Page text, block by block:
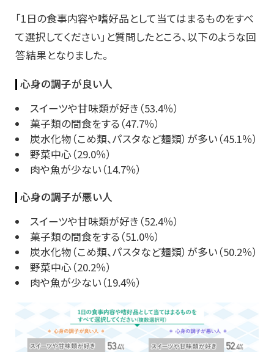
「1日の食事内容や嗜好品として当てはまるものをすべ
て選択してください」と質問したところ、以下のような回
答結果となりました。
心身の調子が良い人
スイーツや甘味類が好き（53.4％）
菓子類の間食をする（47.7％）
炭水化物（こめ類、パスタなど麺類）が多い（45.1％）
野菜中心（29.0％）
肉や魚が少ない（14.7％）
心身の調子が悪い人
スイーツや甘味類が好き（52.4％）
菓子類の間食をする（51.0％）
炭水化物（こめ類、パスタなど麺類）が多い（50.2％）
野菜中心（20.2％）
肉や魚が少ない（19.4％）